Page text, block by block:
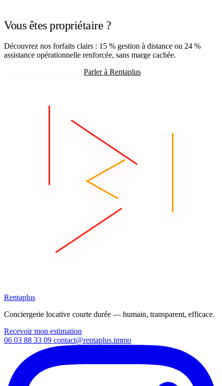
Vous êtes propriétaire ?
Découvrez nos forfaits clairs : 15 % gestion à distance ou 24 %
assistance opérationnelle renforcée, sans marge cachée.
Parler à Rentaplus
Rentaplus
Conciergerie locative courte durée — humain, transparent, efficace.
Recevoir mon estimation
06 03 88 33 09 contact@rentaplus.immo